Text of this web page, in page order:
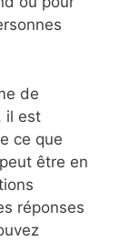
de
il est
ce que
être en
réponses